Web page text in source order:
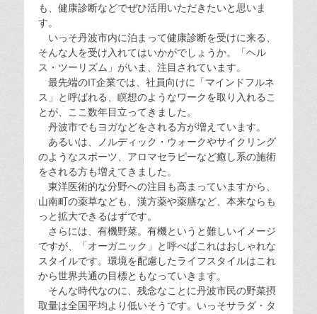
も、健康診断などでぜひ活用いただきたいと思いま
す。
いっそ丹波市内に泊まって健康診断を受けに来る、
そんな人を受け入れてはいかがでしょうか。「ヘル
ス・ツーリズム」がいま、注目されています。
最先端のIT企業では、社員向けに「マインドフルネ
ス」と呼ばれる、瞑想のようなワークを取り入れるこ
とが、ここ数年目立ってきました。
丹波市でもヨガなどをされる方が増えています。
あるいは、ノルディック・ウォークやサイクリング
のようなスポーツ、アロマセラピーなど癒し系の施術
をされる方も増えてきました。
東洋医術的な分野への注目も高まっていますから、
山南町の薬草なども、漢方薬や薬膳など、本来ならも
っと拡大できるはずです。
さらには、有機野菜。有機というと難しいイメージ
ですが、「オーガニック」と呼べばこれはおしゃれな
スタイルです。環境を配慮したライフスタイルはこれ
から世界共通の目標ともなっていきます。
そんな時代なのに、残念なことに丹波市民の野菜摂
取量は全国平均より低いそうです。いっそサラダ・タ